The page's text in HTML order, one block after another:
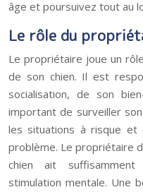
âge et poursuivez tout au
Le rôle du
Le propriétaire joue un
de son chien. Il est
socialisation, de son
important de surveiller
les situations à risque et
problème. Le propriétaire
chien ait suffisamment
stimulation mentale. Une